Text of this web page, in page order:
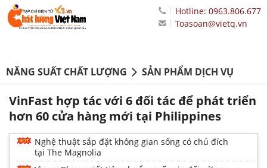
Hotline: 0963.806.677
Toasoan@vietq.vn
NĂNG SUẤT CHẤT LƯỢNG SẢN PHẨM DỊCH VỤ
VinFast hợp tác với 6 đối tác để phát triển
hơn 60 cửa hàng mới tại Philippines
Nghệ thuật sắp đặt không gian sống có chủ đích
tại The Magnolia